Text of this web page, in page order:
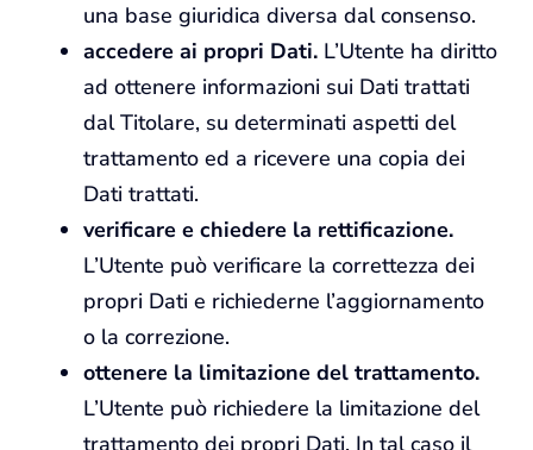
una base giuridica diversa dal consenso.
accedere ai propri Dati. L’Utente ha diritto
ad ottenere informazioni sui Dati trattati
dal Titolare, su determinati aspetti del
trattamento ed a ricevere una copia dei
Dati trattati.
verificare e chiedere la rettificazione.
L’Utente può verificare la correttezza dei
propri Dati e richiederne l’aggiornamento
o la correzione.
ottenere la limitazione del trattamento.
L’Utente può richiedere la limitazione del